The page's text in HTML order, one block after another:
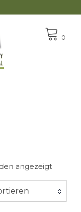
0
angezeigtNach
sortiert